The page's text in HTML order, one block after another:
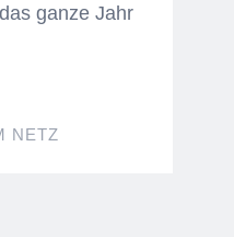
ganze Jahr
NETZ